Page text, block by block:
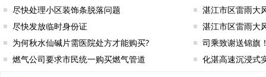
尽快处理小区装饰条脱落问题
尽快发放临时身份证
为何秋水仙碱片需医院处方才能购买?
燃气公司要求市民统一购买燃气管道
湛江市区雷雨大
湛江市区雷雨大
司乘致谢送锦旗
化湛高速沉浸式